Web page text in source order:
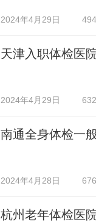
2024年4月29日
天津入职体检医
2024年4月29日
南通全身体检一
2024年4月28日
杭州老年体检医